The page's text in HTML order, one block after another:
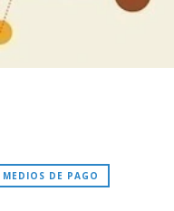
MEDIOS DE PAGO